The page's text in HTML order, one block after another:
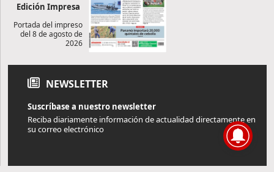
Edición Impresa
Portada del impreso
del 8 de agosto de
2026
NEWSLETTER
Suscríbase a nuestro newsletter
Reciba diariamente información de actualidad directamente en
su correo electrónico